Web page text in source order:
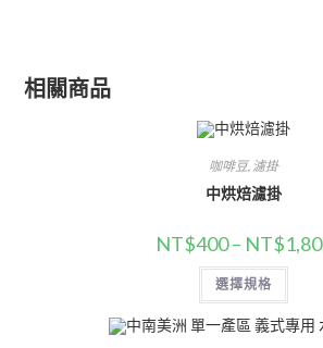
相關商品
咖啡豆, 濾掛
中烘焙濾掛
NT$400 – NT$
選擇規格